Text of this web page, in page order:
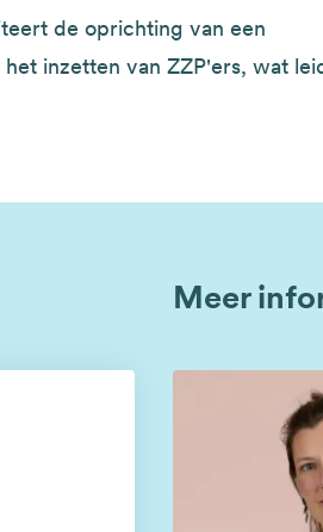
de oprichting van een
inzetten van ZZP'ers, wat
Meer